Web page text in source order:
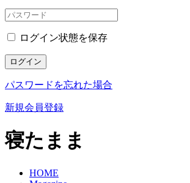
ログイン状態を保存
ログイン
パスワードを忘れた場合
新規会員登録
寝たまま
HOME